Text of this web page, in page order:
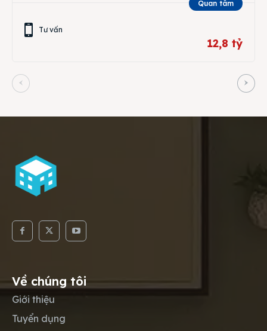
Quan tâm
Tư vấn
12,8 tỷ
Về chúng tôi
Giới thiệu
Tuyển dụng